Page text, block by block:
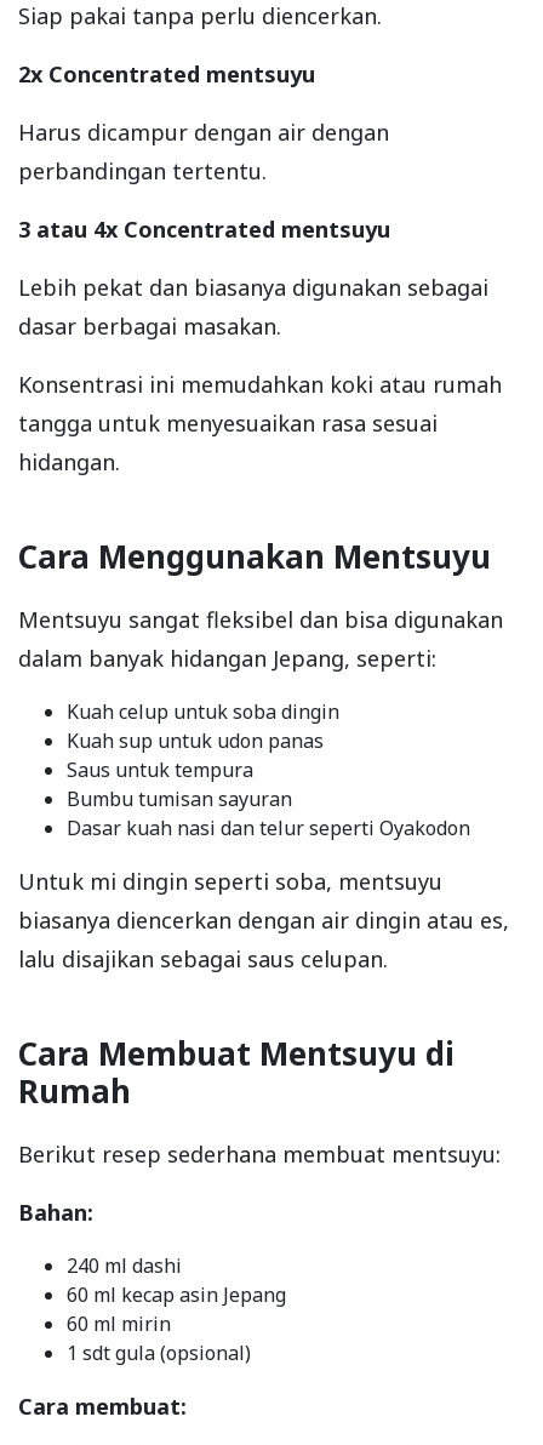
Siap pakai tanpa perlu diencerkan.
2x Concentrated mentsuyu
Harus dicampur dengan air dengan
perbandingan tertentu.
3 atau 4x Concentrated mentsuyu
Lebih pekat dan biasanya digunakan sebagai
dasar berbagai masakan.
Konsentrasi ini memudahkan koki atau rumah
tangga untuk menyesuaikan rasa sesuai
hidangan.
Cara Menggunakan Mentsuyu
Mentsuyu sangat fleksibel dan bisa digunakan
dalam banyak hidangan Jepang, seperti:
Kuah celup untuk soba dingin
Kuah sup untuk udon panas
Saus untuk tempura
Bumbu tumisan sayuran
Dasar kuah nasi dan telur seperti Oyakodon
Untuk mi dingin seperti soba, mentsuyu
biasanya diencerkan dengan air dingin atau es,
lalu disajikan sebagai saus celupan.
Cara Membuat Mentsuyu di
Rumah
Berikut resep sederhana membuat mentsuyu:
Bahan:
240 ml dashi
60 ml kecap asin Jepang
60 ml mirin
1 sdt gula (opsional)
Cara membuat: